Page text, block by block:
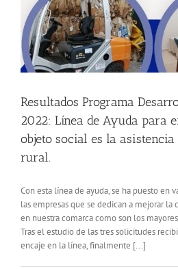
Resultados Programa
2022: Línea de Ayuda para
objeto social es la
rural.
Con esta línea de ayuda, se ha puesto en
las empresas que se dedican a mejorar
en nuestra comarca como son los
Tras el estudio de las tres solicitudes
encaje en la línea, finalmente [...]